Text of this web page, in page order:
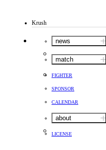
Krush
news
match
FIGHTER
SPONSOR
CALENDAR
about
LICENSE